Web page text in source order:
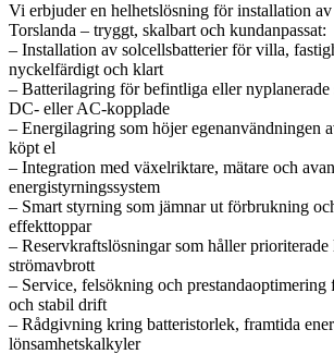
Vi erbjuder en helhetslösning för installation
Torslanda – tryggt, skalbart och kundanpassat:
– Installation av solcellsbatterier för villa,
nyckelfärdigt och klart
– Batterilagring för befintliga eller nyplanerade
DC- eller AC-kopplade
– Energilagring som höjer egenanvändningen
köpt el
– Integration med växelriktare, mätare och
energistyrningssystem
– Smart styrning som jämnar ut förbrukning
effekttoppar
– Reservkraftslösningar som håller
strömavbrott
– Service, felsökning och
och stabil drift
– Rådgivning kring batteristorlek, framtida
lönsamhetskalkyler